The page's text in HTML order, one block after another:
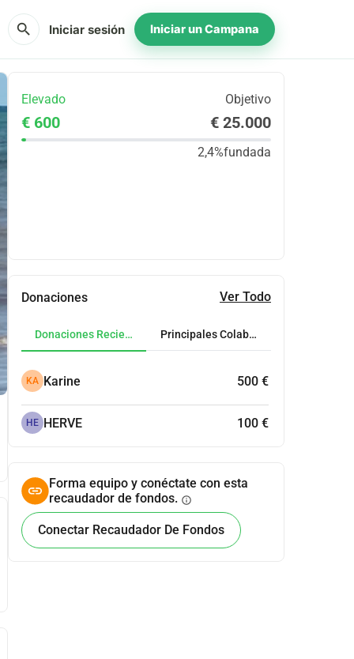
search Iniciar sesión Iniciar un Campana
Elevado Objetivo
€ 600 € 25.000
2,4%fundada
Donaciones Ver Todo
Donaciones Recientes Principales Colaboradores
KA Karine 500 €
HE HERVE 100 €
Forma equipo y conéctate con esta
recaudador de fondos. info
Conectar Recaudador De Fondos